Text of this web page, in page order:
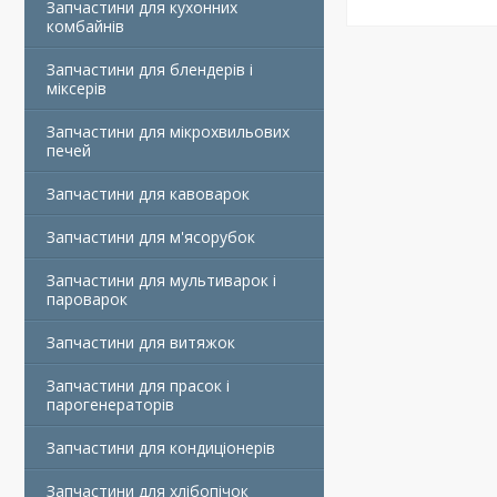
Запчастини для кухонних
комбайнів
Запчастини для блендерів і
міксерів
Запчастини для мікрохвильових
печей
Запчастини для кавоварок
Запчастини для м'ясорубок
Запчастини для мультиварок і
пароварок
Запчастини для витяжок
Запчастини для прасок і
парогенераторів
Запчастини для кондиціонерів
Запчастини для хлібопічок